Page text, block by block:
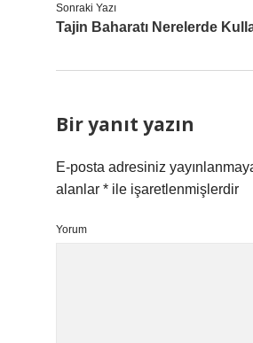
Sonraki Yazı
Tajin Baharatı Nerelerde
Bir yanıt yazın
E-posta adresiniz
alanlar * ile işaretlenmişlerdir
Yorum